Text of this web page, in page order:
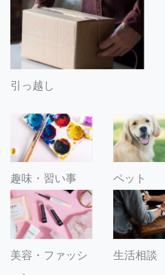
引っ越し
趣味・習い事 ペット
美容・ファッシ
生活相談